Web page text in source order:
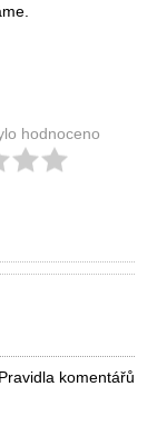
hodnoceno
Pravidla komentářů